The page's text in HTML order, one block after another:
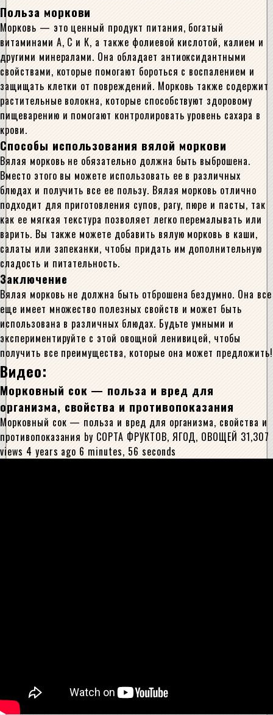
Польза моркови
Морковь — это ценный продукт питания, богатый
витаминами А, С и К, а также фолиевой кислотой, калием и
другими минералами. Она обладает антиоксидантными
свойствами, которые помогают бороться с воспалением и
защищать клетки от повреждений. Морковь также содержит
растительные волокна, которые способствуют здоровому
пищеварению и помогают контролировать уровень сахара в
крови.
Способы использования вялой моркови
Вялая морковь не обязательно должна быть выброшена.
Вместо этого вы можете использовать ее в различных
блюдах и получить все ее пользу. Вялая морковь отлично
подходит для приготовления супов, рагу, пюре и пасты, так
как ее мягкая текстура позволяет легко перемалывать или
варить. Вы также можете добавить вялую морковь в каши,
салаты или запеканки, чтобы придать им дополнительную
сладость и питательность.
Заключение
Вялая морковь не должна быть отброшена бездумно. Она все
еще имеет множество полезных свойств и может быть
использована в различных блюдах. Будьте умными и
экспериментируйте с этой овощной ленивицей, чтобы
получить все преимущества, которые она может предложить!
Видео:
Морковный сок — польза и вред для
организма, свойства и противопоказания
Морковный сок — польза и вред для организма, свойства и
противопоказания by СОРТА ФРУКТОВ, ЯГОД, ОВОЩЕЙ 31,307
views 4 years ago 6 minutes, 56 seconds